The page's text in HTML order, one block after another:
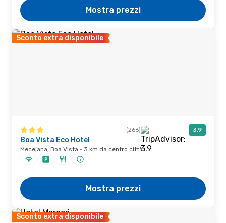
Mostra prezzi
Sconto extra disponibile
(266) 3,9
Boa Vista Eco Hotel
Mecejana, Boa Vista · 3 km da centro città
Mostra prezzi
Sconto extra disponibile